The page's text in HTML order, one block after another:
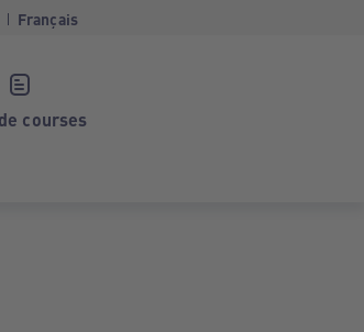
Français
courses